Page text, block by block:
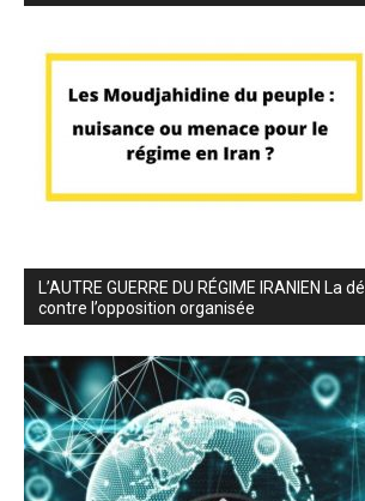
L’AUTRE GUERRE DU RÉGIME IRANIEN La
contre l’opposition organisée